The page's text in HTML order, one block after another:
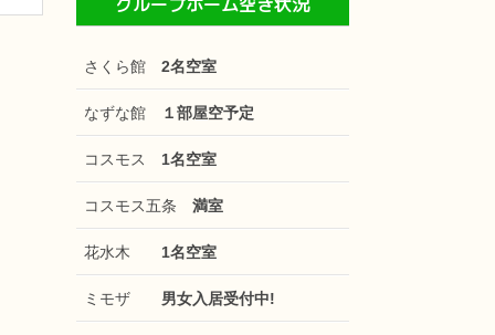
さくら館 2名空室
なずな館 １部屋空予定
コスモス 1名空室
コスモス五条 満室
花水木 1名空室
ミモザ 男女入居受付中!